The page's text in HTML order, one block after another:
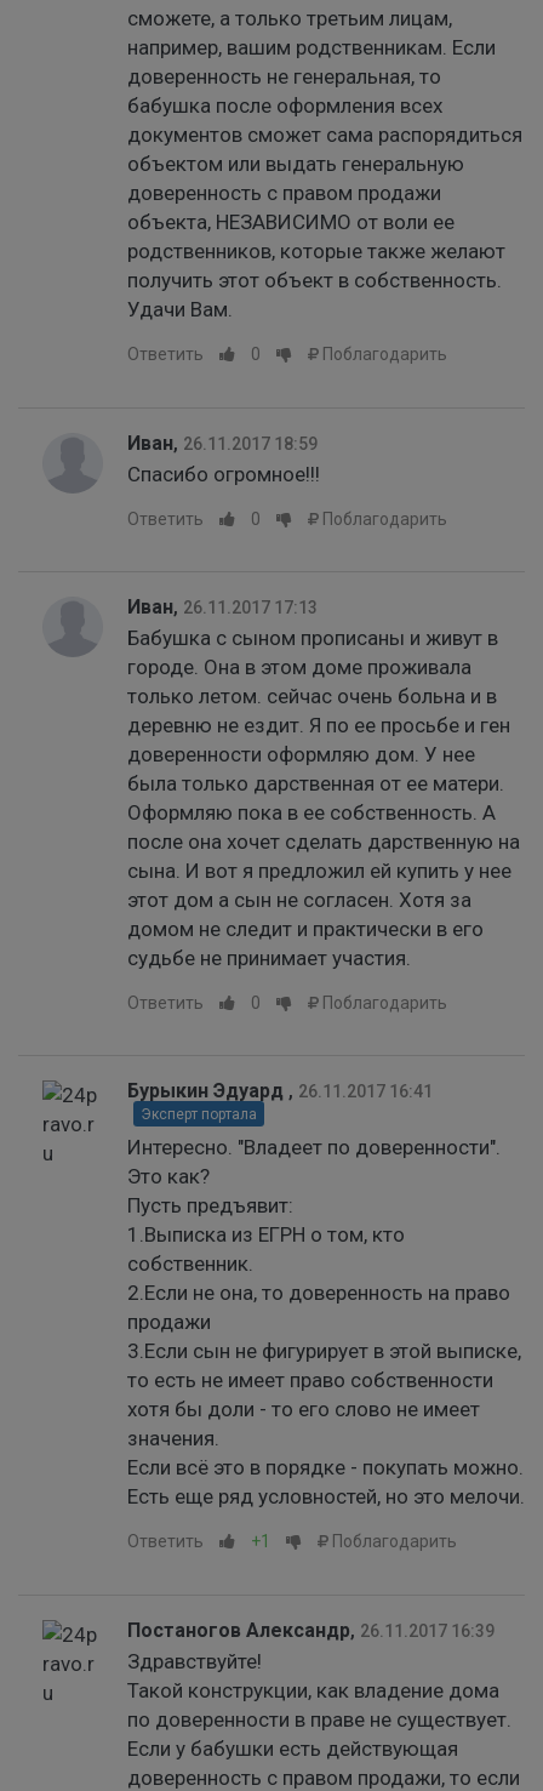
сможете, а только третьим лицам,
например, вашим родственникам. Если
доверенность не генеральная, то
бабушка после оформления всех
документов сможет сама распорядиться
объектом или выдать генеральную
доверенность с правом продажи
объекта, НЕЗАВИСИМО от воли ее
родственников, которые также желают
получить этот объект в собственность.
Удачи Вам.
Ответить 0 Поблагодарить
Иван, 26.11.2017 18:59
Спасибо огромное!!!
Ответить 0 Поблагодарить
Иван, 26.11.2017 17:13
Бабушка с сыном прописаны и живут в
городе. Она в этом доме проживала
только летом. сейчас очень больна и в
деревню не ездит. Я по ее просьбе и ген
доверенности оформляю дом. У нее
была только дарственная от ее матери.
Оформляю пока в ее собственность. А
после она хочет сделать дарственную на
сына. И вот я предложил ей купить у нее
этот дом а сын не согласен. Хотя за
домом не следит и практически в его
судьбе не принимает участия.
Ответить 0 Поблагодарить
Бурыкин Эдуард , 26.11.2017 16:41
Эксперт портала
Интересно. "Владеет по доверенности".
Это как?
Пусть предъявит:
1.Выписка из ЕГРН о том, кто
собственник.
2.Если не она, то доверенность на право
продажи
3.Если сын не фигурирует в этой выписке,
то есть не имеет право собственности
хотя бы доли - то его слово не имеет
значения.
Если всё это в порядке - покупать можно.
Есть еще ряд условностей, но это мелочи.
Ответить +1 Поблагодарить
Постаногов Александр, 26.11.2017 16:39
Здравствуйте!
Такой конструкции, как владение дома
по доверенности в праве не существует.
Если у бабушки есть действующая
доверенность с правом продажи, то если